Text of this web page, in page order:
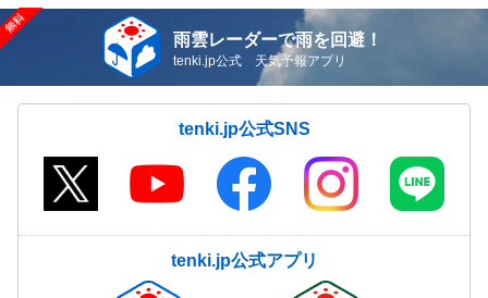
雨雲レーダーで雨を回避！
tenki.jp公式 天気予報アプリ
tenki.jp公式SNS
tenki.jp公式アプリ